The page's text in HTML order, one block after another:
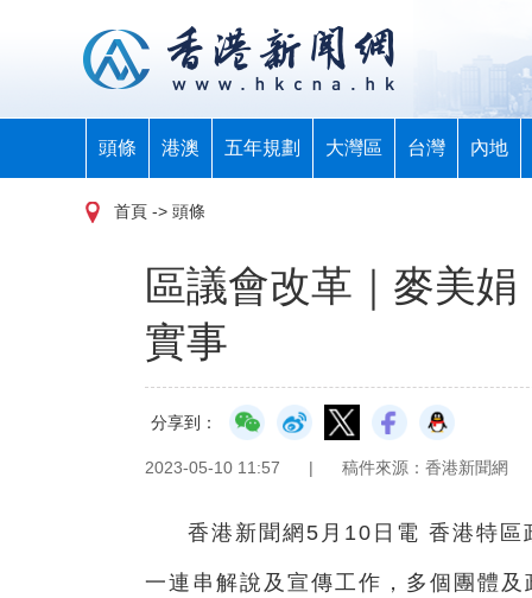
頭條 港澳 五年規劃 大灣區 台灣 內地
首頁 -> 頭條
區議會改革｜麥美
實事
分享到：
2023-05-10 11:57 | 稿件來源：香港新聞網
香港新聞網5月10日電 香港特
一連串解說及宣傳工作，多個團體